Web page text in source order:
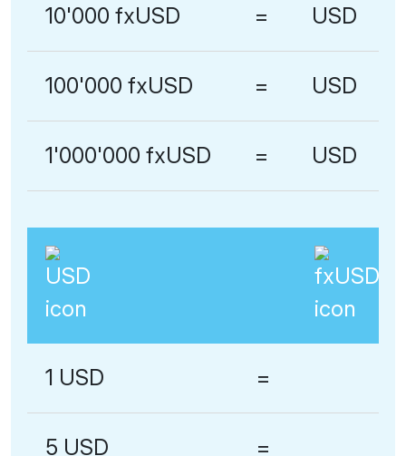
10'000 fxUSD = USD
100'000 fxUSD = USD
1'000'000 fxUSD = USD
1 USD =
5 USD =